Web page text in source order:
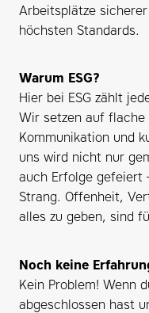
Arbeitsplätze
höchsten Standards.
Warum ESG?
Hier bei ESG zählt
Wir setzen auf
Kommunikation und
uns wird nicht nur
auch Erfolge gefeiert
Strang. Offenheit,
alles zu geben, sind
Noch keine
Kein Problem! Wenn
abgeschlossen hast